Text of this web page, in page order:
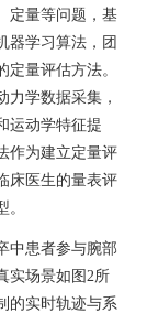
定量等问题，基
器学习算法，团
量评估方法。
力学数据采集，
运动学特征提
作为建立定量评
床医生的量表评
中患者参与腕部
实场景如图 2所
的实时轨迹与系